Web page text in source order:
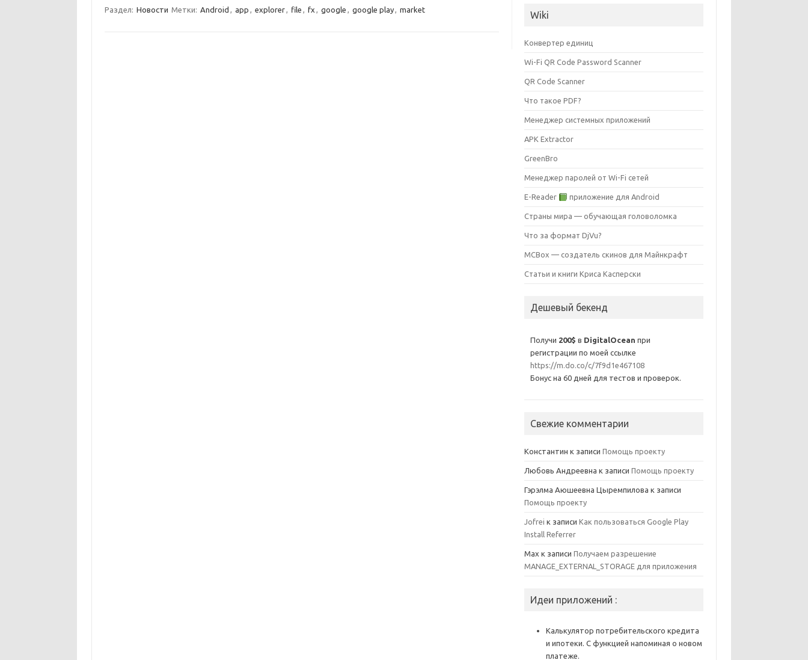
Раздел: Новости Метки: Android , app , explorer, file , fx , google , google play, market
Wiki
Конвертер единиц
Wi-Fi QR Code Password Scanner
QR Code Scanner
Что такое PDF?
Менеджер системных приложений
APK Extractor
GreenBro
Менеджер паролей от Wi-Fi сетей
E-Reader приложение для Android
Страны мира — обучающая головоломка
Что за формат DjVu?
MCBox — создатель скинов для Майнкрафт
Статьи и книги Криса Касперски
Дешевый бекенд
Получи 200$ в DigitalOcean при
регистрации по моей ссылке
https://m.do.co/c/7f9d1e467108
Бонус на 60 дней для тестов и проверок.
Свежие комментарии
Константин к записиПомощь проекту
Любовь Андреевна к записиПомощь проекту
Гэрэлма Аюшеевна Цыремпилова к записи
Помощь проекту
Jofrei к записиКак пользоваться Google Play
Install Referrer
Max к записиПолучаем разрешение
MANAGE_EXTERNAL_STORAGE для приложения
Идеи приложений :
Калькулятор потребительского кредита
и ипотеки. С функцией напоминая о новом
платеже.